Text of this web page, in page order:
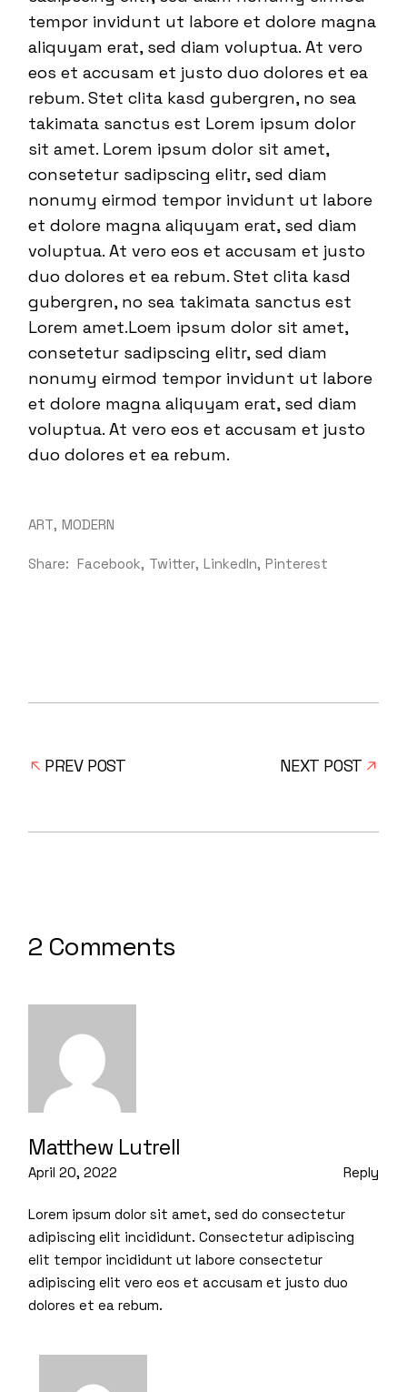
tempor invidunt ut labore et dolore magna
aliquyam erat, sed diam voluptua. At vero
eos et accusam et justo duo dolores et ea
rebum. Stet clita kasd gubergren, no sea
takimata sanctus est Lorem ipsum dolor
sit amet. Lorem ipsum dolor sit amet,
consetetur sadipscing elitr, sed diam
nonumy eirmod tempor invidunt ut labore
et dolore magna aliquyam erat, sed diam
voluptua. At vero eos et accusam et justo
duo dolores et ea rebum. Stet clita kasd
gubergren, no sea takimata sanctus est
Lorem amet.Loem ipsum dolor sit amet,
consetetur sadipscing elitr, sed diam
nonumy eirmod tempor invidunt ut labore
et dolore magna aliquyam erat, sed diam
voluptua. At vero eos et accusam et justo
duo dolores et ea rebum.
ART MODERN
Share: Facebook Twitter LinkedIn Pinterest
PREV POST NEXT POST
2 Comments
Matthew Lutrell
April 20, 2022 Reply
Lorem ipsum dolor sit amet, sed do consectetur
adipiscing elit incididunt. Consectetur adipiscing
elit tempor incididunt ut labore consectetur
adipiscing elit vero eos et accusam et justo duo
dolores et ea rebum.